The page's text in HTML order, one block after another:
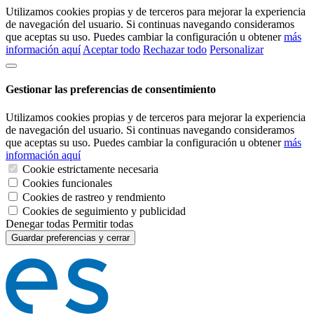
Utilizamos cookies propias y de terceros para mejorar la experiencia
de navegación del usuario. Si continuas navegando consideramos
que aceptas su uso. Puedes cambiar la configuración u obtenermás
información aquí Aceptar todo Rechazar todo Personalizar
Gestionar las preferencias de consentimiento
Utilizamos cookies propias y de terceros para mejorar la experiencia
de navegación del usuario. Si continuas navegando consideramos
que aceptas su uso. Puedes cambiar la configuración u obtenermás
información aquí
Cookie estrictamente necesaria
Cookies funcionales
Cookies de rastreo y rendmiento
Cookies de seguimiento y publicidad
Denegar todas Permitir todas
Guardar preferencias y cerrar